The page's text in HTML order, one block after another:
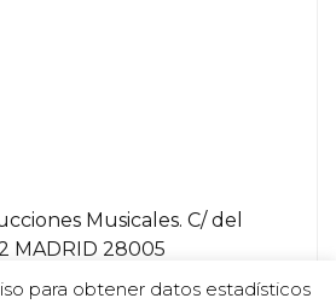
Musicales. C/ del
MADRID 28005
para obtener datos estadísticos